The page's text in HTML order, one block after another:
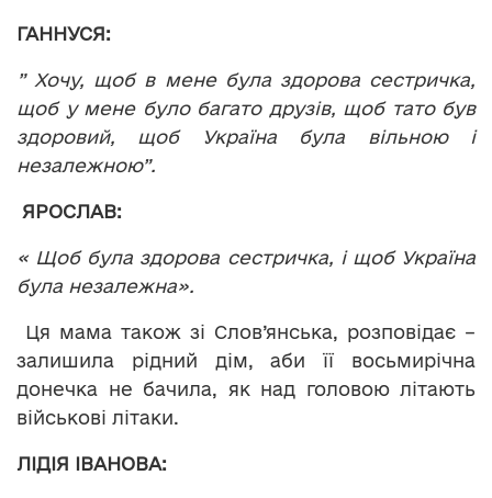
ГАННУСЯ:
” Хочу, щоб в мене була здорова сестричка,
щоб у мене було багато друзів, щоб тато був
здоровий, щоб Україна була вільною і
незалежною”.
ЯРОСЛАВ:
« Щоб була здорова сестричка, і щоб Україна
була незалежна».
Ця мама також зі Слов’янська, розповідає –
залишила рідний дім, аби її восьмирічна
донечка не бачила, як над головою літають
військові літаки.
ЛІДІЯ ІВАНОВА: